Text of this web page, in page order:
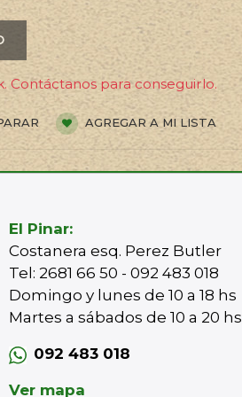
Contáctanos para conseguirlo.
AGREGAR A MI LISTA
El Pinar:
Costanera esq. Perez Butler
Tel: 2681 66 50 - 092 483 018
Domingo y lunes de 10 a 18 hs
Martes a sábados de 10 a 20 hs
092 483 018
Ver mapa